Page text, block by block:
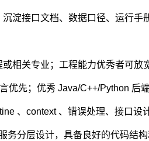
淀接口文档、数据口径、运行手
相关专业；工程能力优秀者可放
优先；优秀 Java/C++/Python 后
、context 、错误处理、接口设
务分层设计，具备良好的代码结构